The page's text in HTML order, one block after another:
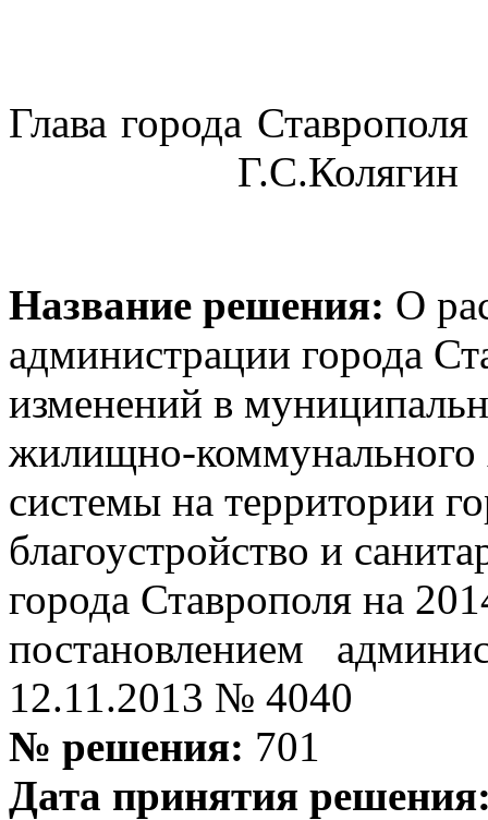
Глава города Ставрополя
Г.С.Колягин
Название решения: О
администрации города
изменений в
жилищно-коммунального
системы на территории
благоустройство и
города Ставрополя на
постановлением
12.11.2013 № 4040
№ решения: 701
Дата принятия